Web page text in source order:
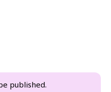
published.